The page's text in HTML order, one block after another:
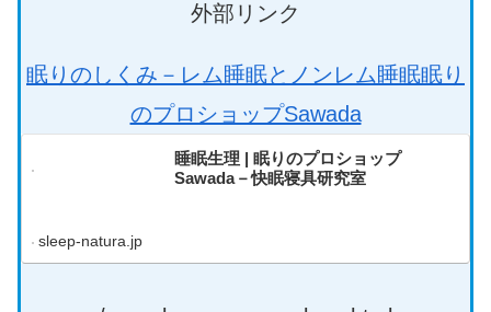
外部リンク
眠りのしくみ－レム睡眠とノンレム睡眠眠り
のプロショップSawada
睡眠生理 | 眠りのプロショップ
Sawada－快眠寝具研究室
sleep-natura.jp